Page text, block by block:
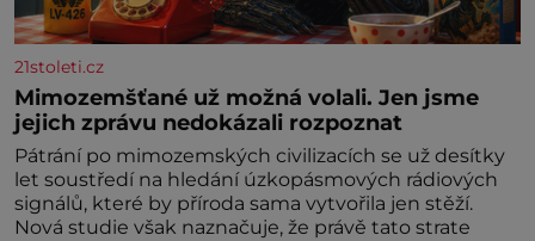
21stoleti.cz
Mimozemšťané už možná volali. Jen jsme
jejich zprávu nedokázali rozpoznat
Pátrání po mimozemských civilizacích se už desítky
let soustředí na hledání úzkopásmových rádiových
signálů, které by příroda sama vytvořila jen stěží.
Nová studie však naznačuje, že právě tato strate